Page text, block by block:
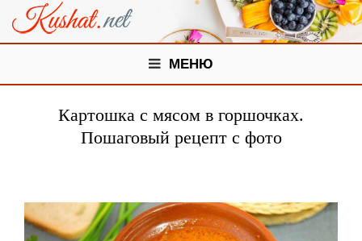
МЕНЮ
Картошка с мясом в горшочках.
Пошаговый рецепт с фото